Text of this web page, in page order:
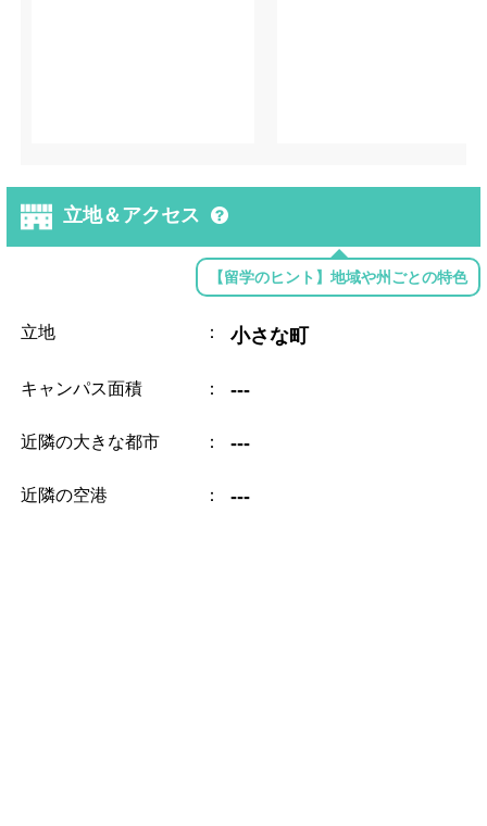
立地＆アクセス
【留学のヒント】地域や州ごとの特色
立地 ： 小さな町
キャンパス面積 ： ---
近隣の大きな都市 ： ---
近隣の空港 ： ---